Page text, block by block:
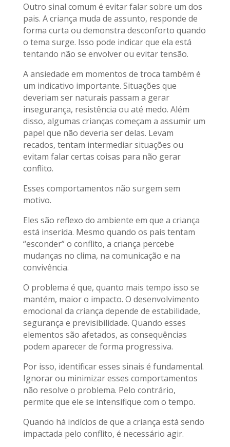
Outro sinal comum é evitar falar sobre um dos
pais. A criança muda de assunto, responde de
forma curta ou demonstra desconforto quando
o tema surge. Isso pode indicar que ela está
tentando não se envolver ou evitar tensão.
A ansiedade em momentos de troca também é
um indicativo importante. Situações que
deveriam ser naturais passam a gerar
insegurança, resistência ou até medo. Além
disso, algumas crianças começam a assumir um
papel que não deveria ser delas. Levam
recados, tentam intermediar situações ou
evitam falar certas coisas para não gerar
conflito.
Esses comportamentos não surgem sem
motivo.
Eles são reflexo do ambiente em que a criança
está inserida. Mesmo quando os pais tentam
“esconder” o conflito, a criança percebe
mudanças no clima, na comunicação e na
convivência.
O problema é que, quanto mais tempo isso se
mantém, maior o impacto. O desenvolvimento
emocional da criança depende de estabilidade,
segurança e previsibilidade. Quando esses
elementos são afetados, as consequências
podem aparecer de forma progressiva.
Por isso, identificar esses sinais é fundamental.
Ignorar ou minimizar esses comportamentos
não resolve o problema. Pelo contrário,
permite que ele se intensifique com o tempo.
Quando há indícios de que a criança está sendo
impactada pelo conflito, é necessário agir.